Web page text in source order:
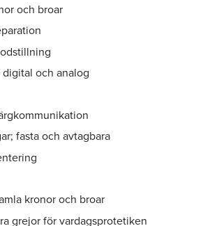
och broar
och analog
fasta och avtagbara
kronor och broar
grejor för vardagsprotetiken